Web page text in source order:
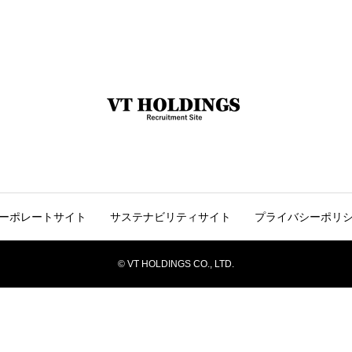
ポレートサイト サステナビリティサイト プライバシーポリ
© VT HOLDINGS CO., LTD.